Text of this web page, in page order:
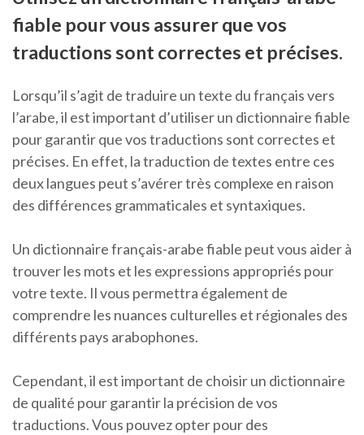
fiable pour vous assurer que vos
traductions sont correctes et précises.
Lorsqu’il s’agit de traduire un texte du français vers
l’arabe, il est important d’utiliser un dictionnaire fiable
pour garantir que vos traductions sont correctes et
précises. En effet, la traduction de textes entre ces
deux langues peut s’avérer très complexe en raison
des différences grammaticales et syntaxiques.
Un dictionnaire français-arabe fiable peut vous aider à
trouver les mots et les expressions appropriés pour
votre texte. Il vous permettra également de
comprendre les nuances culturelles et régionales des
différents pays arabophones.
Cependant, il est important de choisir un dictionnaire
de qualité pour garantir la précision de vos
traductions. Vous pouvez opter pour des